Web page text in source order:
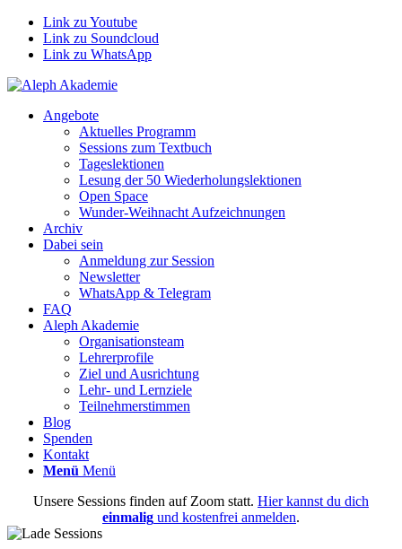
Link zu Youtube
Link zu Soundcloud
Link zu WhatsApp
Angebote
Aktuelles Programm
Sessions zum Textbuch
Tageslektionen
Lesung der 50 Wiederholungslektionen
Open Space
Wunder-Weihnacht Aufzeichnungen
Archiv
Dabei sein
Anmeldung zur Session
Newsletter
WhatsApp & Telegram
FAQ
Aleph Akademie
Organisationsteam
Lehrerprofile
Ziel und Ausrichtung
Lehr- und Lernziele
Teilnehmerstimmen
Blog
Spenden
Kontakt
Menü Menü
Unsere Sessions finden auf Zoom statt. Hier kannst du dich
einmalig und kostenfrei anmelden.